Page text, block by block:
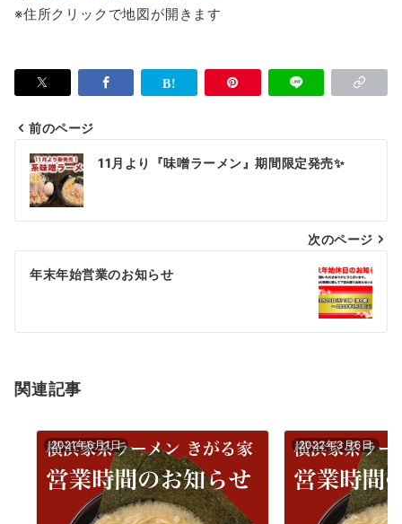
※住所クリックで地図が開きます
投
稿
ナ
ビ
ゲ
シ
ン
前のページ
11月より『味噌ラーメン』期間限定発売✨
次のページ
年末年始営業のお知らせ
関連記事
2021年6月1日 2022年3月6日